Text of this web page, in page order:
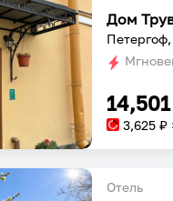
Дом
14,501
3,625 ₽
Отель